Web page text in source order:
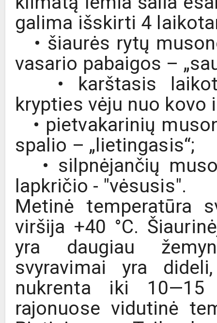
galima išskirti 4
• šiaurės rytų
vasario pabaigos –
• karštasis
krypties vėju nuo kovo
• pietvakarinių
spalio – „lietingasis“;
• silpnėjančių
lapkričio - "vėsusis".
Metinė temperatūra
viršija +40 °C.
yra daugiau
svyravimai yra
nukrenta iki 10—15
rajonuose vidutinė